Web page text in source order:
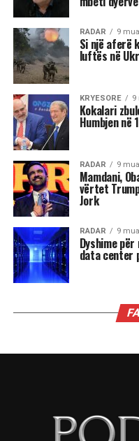
RADAR 9
Si një aferë
luftës në
KRYESORE 9
Kokalari
Humbjen në
RADAR 9
Mamdani,
vërtet
Jork
RADAR 9
Dyshime
data center